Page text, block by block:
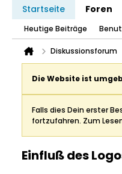
Startseite Foren
Heutige Beiträge
Diskussionsforum
Die Website ist
Falls dies Dein erster
fortzufahren. Zum
Einfluß des